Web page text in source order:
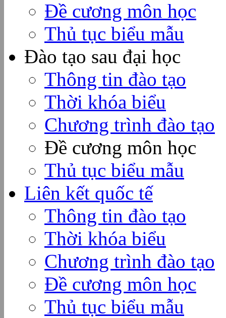
Đề cương môn học
Thủ tục biểu mẫu
Đào tạo sau đại học
Thông tin đào tạo
Thời khóa biểu
Chương trình đào tạo
Đề cương môn học
Thủ tục biểu mẫu
Liên kết quốc tế
Thông tin đào tạo
Thời khóa biểu
Chương trình đào tạo
Đề cương môn học
Thủ tục biểu mẫu